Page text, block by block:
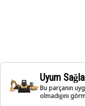
Uyum
Bu parçanın
olmadığını